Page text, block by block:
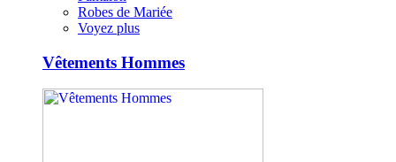
Robes de Mariée
Voyez plus
Vêtements Hommes